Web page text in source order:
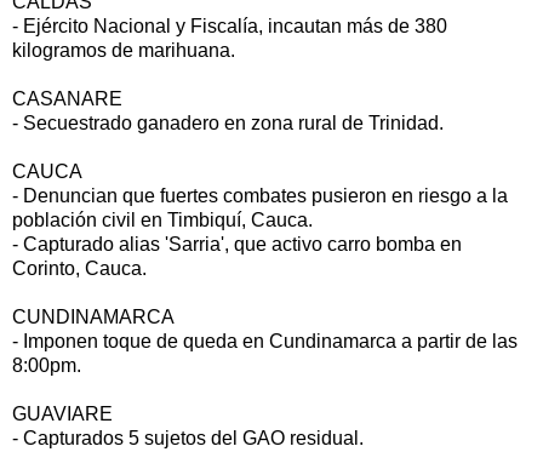
- Ejército Nacional y Fiscalía, incautan más de 380
kilogramos de marihuana.
CASANARE
- Secuestrado ganadero en zona rural de Trinidad.
CAUCA
- Denuncian que fuertes combates pusieron en riesgo a la
población civil en Timbiquí, Cauca.
- Capturado alias 'Sarria', que activo carro bomba en
Corinto, Cauca.
CUNDINAMARCA
- Imponen toque de queda en Cundinamarca a partir de las
8:00pm.
GUAVIARE
- Capturados 5 sujetos del GAO residual.